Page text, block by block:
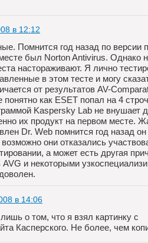
в 12:12
Помнится год назад по версии
был Norton Antivirus. Однако
настораживают. Я лично
в этом тесте и могу
от результатов AV-
как ESET попал на 4
Kaspersky Lab не внушает
их продукт на первом месте.
Dr. Web помнится год назад
они отказались
а может есть другая
и некоторыми
в 14:06
о том, что я взял картинку с
Касперского. Не более, чем